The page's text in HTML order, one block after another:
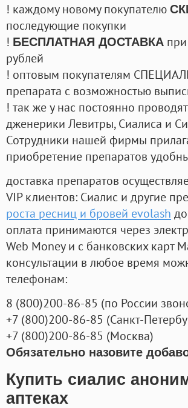
! каждому новому покупателю
последующие покупки
! БЕСПЛАТНАЯ ДОСТАВКА
рублей
! оптовым покупателям
препарата с возможностью
! так же у нас постоянно
дженерики Левитры, Сиалиса и
Cотрудники нашей фирмы
приобретение препаратов
доставка препаратов
VIP клиентов: Сиалис и другие
роста ресниц и бровей evolash
оплата принимаются через
Web Money и с банковских карт
консультации в любое время
телефонам:
8 (800)200-86-85 (по России
+7 (800)200-86-85 (Санкт-
+7 (800)200-86-85 (Москва)
Обязательно назовите
Купить сиалис
аптеках